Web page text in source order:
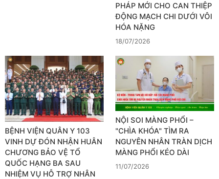
PHÁP MỚI CHO CAN THIỆP
ĐỘNG MẠCH CHI DƯỚI VÔI
HÓA NẶNG
18/07/2026
BỆNH VIỆN QUÂN Y 103
VINH DỰ ĐÓN NHẬN HUÂN
CHƯƠNG BẢO VỆ TỔ
QUỐC HẠNG BA SAU
NHIỆM VỤ HỖ TRỢ NHÂN
NỘI SOI MÀNG PHỔI –
"CHÌA KHÓA" TÌM RA
NGUYÊN NHÂN TRÀN DỊCH
MÀNG PHỔI KÉO DÀI
11/07/2026